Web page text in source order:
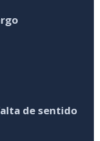
de sentido